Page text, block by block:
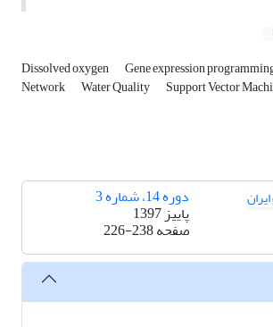
Dissolved oxygen Gene expression
Network Water Quality Support Vector
دوره 14، شماره 3
پاییز 1397
صفحه226-238